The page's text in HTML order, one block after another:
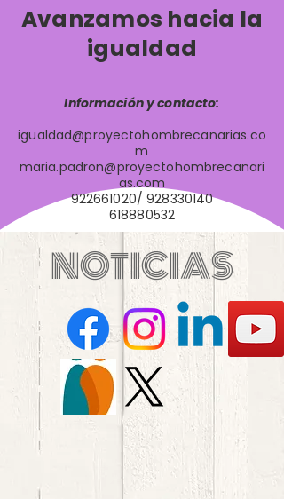
Avanzamos hacia la
igualdad
Información y contacto:
igualdad@proyectohombrecanarias.co
m
maria.padron@proyectohombrecanari
as.com
922661020/928330140
618880532
NOTICIAS